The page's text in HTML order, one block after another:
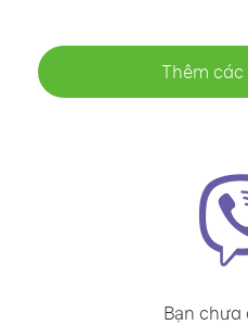
Thêm
Bạn chưa